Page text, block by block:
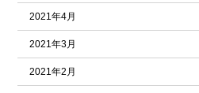
2021年4月
2021年3月
2021年2月